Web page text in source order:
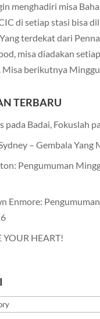
menghadiri misa
di setiap stasi bisa
terdekat dari
misa diadakan
Misa berikutnya
TERBARU
pada Badai, Fokuslah
– Gembala Yang
Pengumuman
Enmore:
YOUR HEART!